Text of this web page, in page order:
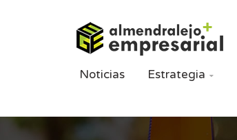
Noticias Estrategia 